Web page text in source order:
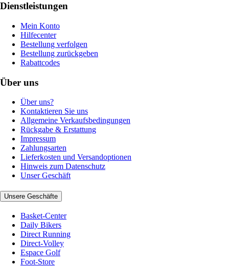
Dienstleistungen
Mein Konto
Hilfecenter
Bestellung verfolgen
Bestellung zurückgeben
Rabattcodes
Über uns
Über uns?
Kontaktieren Sie uns
Allgemeine Verkaufsbedingungen
Rückgabe & Erstattung
Impressum
Zahlungsarten
Lieferkosten und Versandoptionen
Hinweis zum Datenschutz
Unser Geschäft
Unsere Geschäfte
Basket-Center
Daily Bikers
Direct Running
Direct-Volley
Espace Golf
Foot-Store